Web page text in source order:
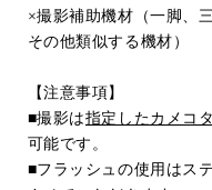
×撮影補助機材（一脚、
その他類似する機材）
【注意事項】
■撮影は指定したカメコ
可能です。
■フラッシュの使用はス